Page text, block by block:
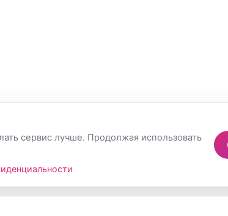
сервис лучше. Продолжая использовать